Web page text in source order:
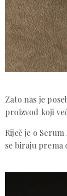
Zato nas je
proizvod koji
Riječ je o
se biraju